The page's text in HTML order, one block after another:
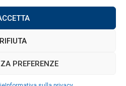
RIFIUTA
PREFERENZE
“C’è una
reati non